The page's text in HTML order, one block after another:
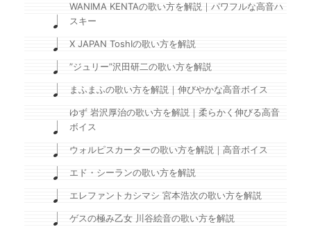
WANIMA KENTAの歌い方を解説｜パワフルな高音ハ
スキー
X JAPAN ToshIの歌い方を解説
”ジュリー”沢田研二の歌い方を解説
まふまふの歌い方を解説｜伸びやかな高音ボイス
ゆず 岩沢厚治の歌い方を解説｜柔らかく伸びる高音
ボイス
ウォルピスカーターの歌い方を解説｜高音ボイス
エド・シーランの歌い方を解説
エレファントカシマシ 宮本浩次の歌い方を解説
ゲスの極み乙女 川谷絵音の歌い方を解説